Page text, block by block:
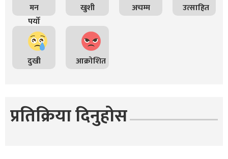
मन
पर्यो
खुशी अचम्म उत्साहित
दुखी आक्रोशित
प्रतिक्रिया दिनुहोस